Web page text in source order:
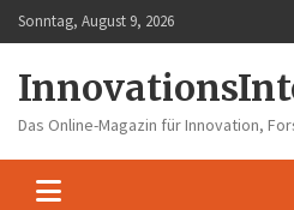
Skip
to
Sonntag, August 9, 2026
Das Online-Magazin für Innovation,